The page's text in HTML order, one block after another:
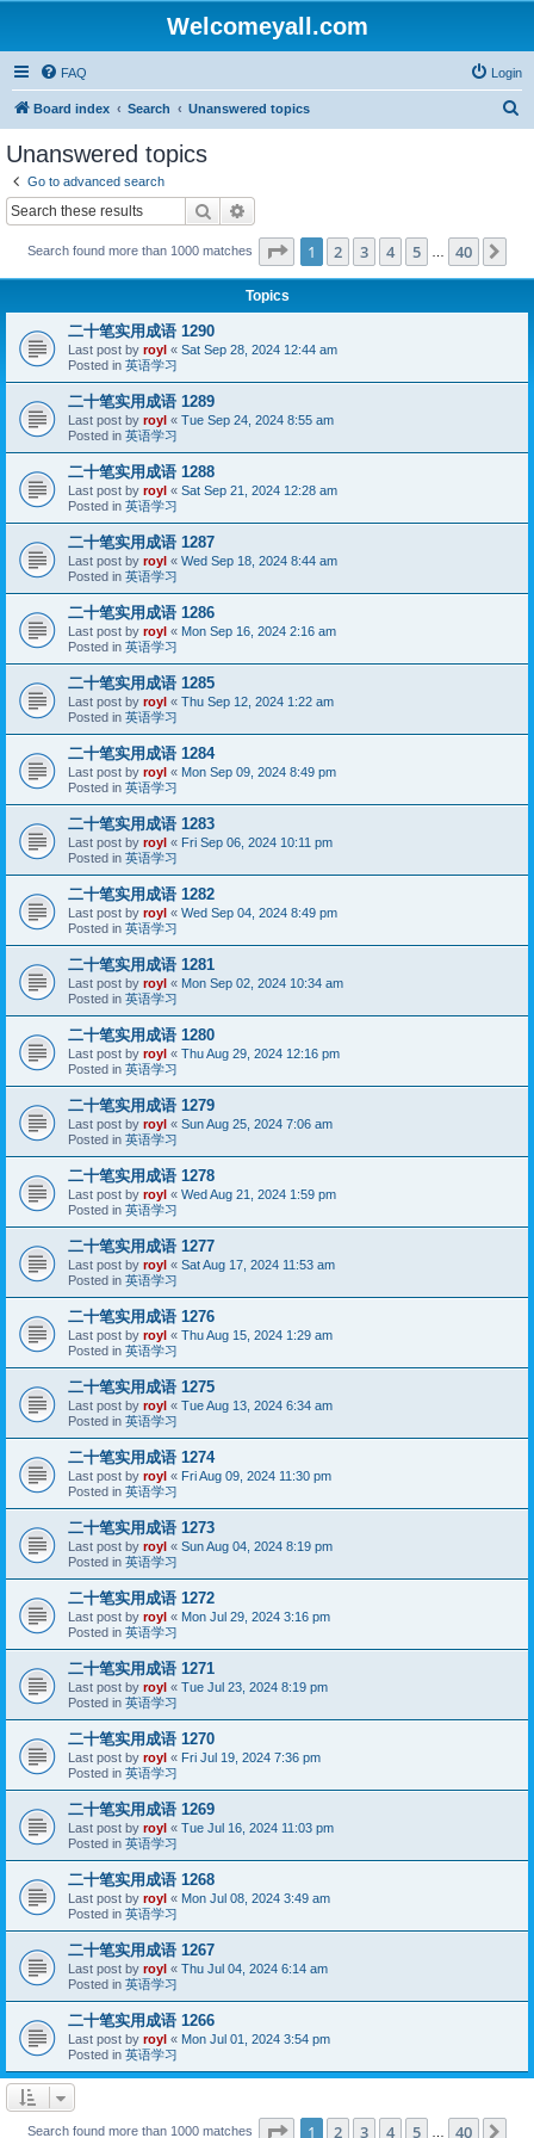
Welcomeyall.com
FAQ Login
Board index Search Unanswered topics
Unanswered topics
Go to advanced search
Search
Search found more than 1000 matches Page 1of 40
1 2 3 4 5 40
Topics
二十笔实用成语 1290
Last post by royl « Sat Sep 28, 2024 12:44 am
Posted in 英语学习
二十笔实用成语 1289
Last post by royl « Tue Sep 24, 2024 8:55 am
Posted in 英语学习
二十笔实用成语 1288
Last post by royl « Sat Sep 21, 2024 12:28 am
Posted in 英语学习
二十笔实用成语 1287
Last post by royl « Wed Sep 18, 2024 8:44 am
Posted in 英语学习
二十笔实用成语 1286
Last post by royl « Mon Sep 16, 2024 2:16 am
Posted in 英语学习
二十笔实用成语 1285
Last post by royl « Thu Sep 12, 2024 1:22 am
Posted in 英语学习
二十笔实用成语 1284
Last post by royl « Mon Sep 09, 2024 8:49 pm
Posted in 英语学习
二十笔实用成语 1283
Last post by royl « Fri Sep 06, 2024 10:11 pm
Posted in 英语学习
二十笔实用成语 1282
Last post by royl « Wed Sep 04, 2024 8:49 pm
Posted in 英语学习
二十笔实用成语 1281
Last post by royl « Mon Sep 02, 2024 10:34 am
Posted in 英语学习
二十笔实用成语 1280
Last post by royl « Thu Aug 29, 2024 12:16 pm
Posted in 英语学习
二十笔实用成语 1279
Last post by royl « Sun Aug 25, 2024 7:06 am
Posted in 英语学习
二十笔实用成语 1278
Last post by royl « Wed Aug 21, 2024 1:59 pm
Posted in 英语学习
二十笔实用成语 1277
Last post by royl « Sat Aug 17, 2024 11:53 am
Posted in 英语学习
二十笔实用成语 1276
Last post by royl « Thu Aug 15, 2024 1:29 am
Posted in 英语学习
二十笔实用成语 1275
Last post by royl « Tue Aug 13, 2024 6:34 am
Posted in 英语学习
二十笔实用成语 1274
Last post by royl « Fri Aug 09, 2024 11:30 pm
Posted in 英语学习
二十笔实用成语 1273
Last post by royl « Sun Aug 04, 2024 8:19 pm
Posted in 英语学习
二十笔实用成语 1272
Last post by royl « Mon Jul 29, 2024 3:16 pm
Posted in 英语学习
二十笔实用成语 1271
Last post by royl « Tue Jul 23, 2024 8:19 pm
Posted in 英语学习
二十笔实用成语 1270
Last post by royl « Fri Jul 19, 2024 7:36 pm
Posted in 英语学习
二十笔实用成语 1269
Last post by royl « Tue Jul 16, 2024 11:03 pm
Posted in 英语学习
二十笔实用成语 1268
Last post by royl « Mon Jul 08, 2024 3:49 am
Posted in 英语学习
二十笔实用成语 1267
Last post by royl « Thu Jul 04, 2024 6:14 am
Posted in 英语学习
二十笔实用成语 1266
Last post by royl « Mon Jul 01, 2024 3:54 pm
Posted in 英语学习
Search found more than 1000 matches Page 1of 40
1 2 3 4 5 40